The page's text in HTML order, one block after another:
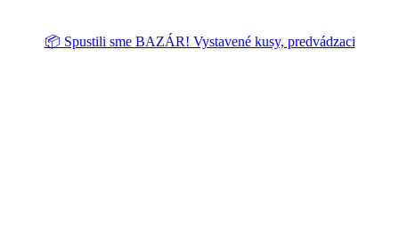
📦 Spustili sme BAZÁR! Vystavené kusy, predvádzaci